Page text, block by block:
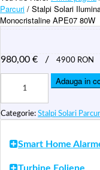
Parcuri / Stalpi Solari
Monocristaline APE07 80W
980,00 € / 4900 RON
Iluminare
Stradala
Fotovoltaice
APE07
Adauga in
Categorie: Stalpi Solari
Smart Home